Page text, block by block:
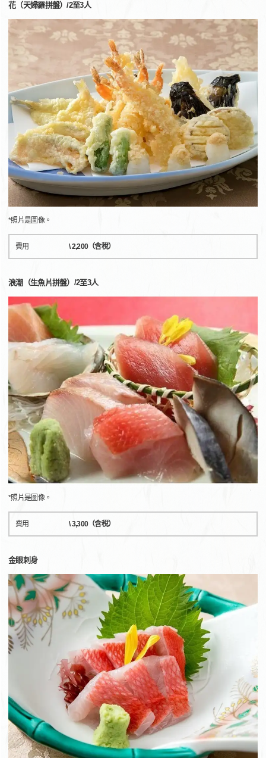
花（天婦羅拼盤）/2至3人
*照片是圖像。
費用 \ 2,200（含稅）
浪潮（生魚片拼盤）/2至3人
*照片是圖像。
費用 \ 3,300（含稅）
金眼刺身